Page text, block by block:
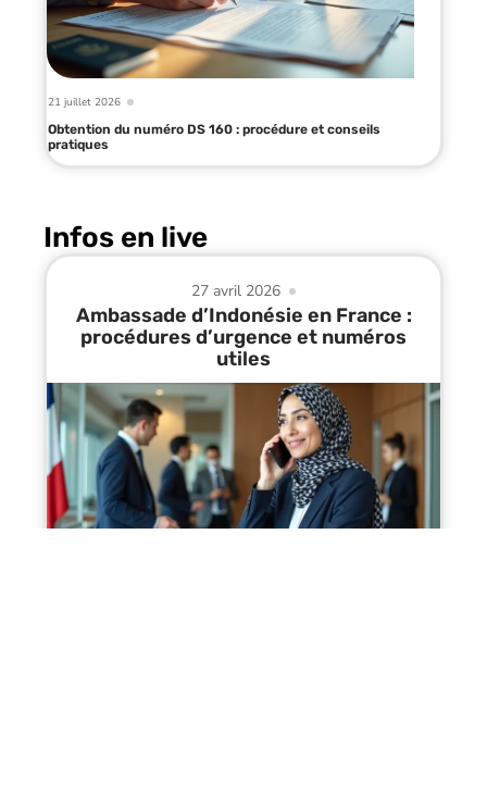
21 juillet 2026
Obtention du numéro DS 160 : procédure et conseils
pratiques
Infos en live
27 avril 2026
Ambassade d’Indonésie en France :
procédures d’urgence et numéros
utiles